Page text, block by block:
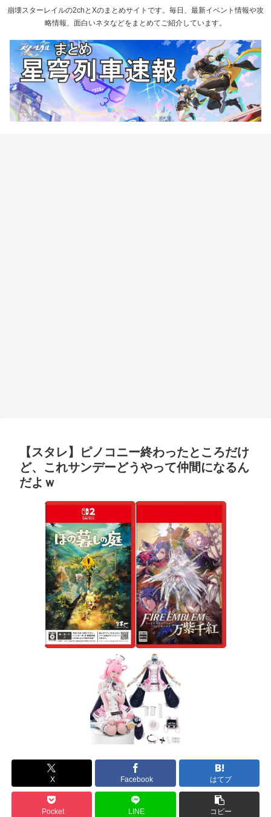
崩壊スターレイルの2chとXのまとめサイトです。毎日、最新イベント情報や攻
略情報、面白いネタなどをまとめてご紹介しています。
【スタレ】ピノコニー終わったところだけ
ど、これサンデーどうやって仲間になるん
だよｗ
X Facebook はてブ
Pocket LINE コピー